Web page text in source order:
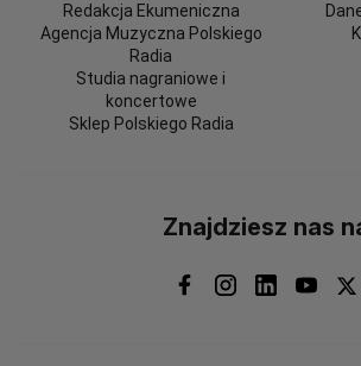
Redakcja Ekumeniczna
Agencja Muzyczna Polskiego
Radia
Studia nagraniowe i
koncertowe
Sklep Polskiego Radia
Znajdziesz nas